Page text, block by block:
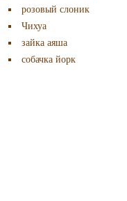
розовый слоник
Чихуа
зайка аяша
собачка йорк